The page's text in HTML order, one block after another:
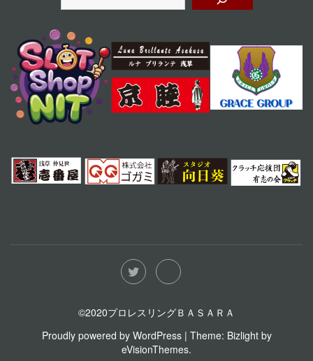
©2020プロレスリングＢＡＳＡＲＡ
Proudly powered by WordPress | Theme: Bizlight by
eVisionThemes.